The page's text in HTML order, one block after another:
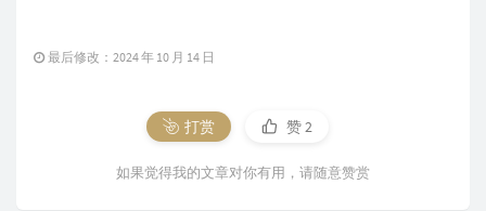
最后修改：2024 年 10 月 14 日
打赏 赞2
如果觉得我的文章对你有用，请随意赞赏